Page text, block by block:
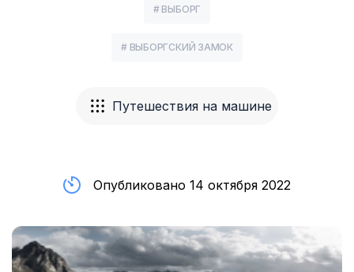
# ВЫБОРГ
# ВЫБОРГСКИЙ ЗАМОК
Путешествия на машине
Опубликовано 14 октября 2022